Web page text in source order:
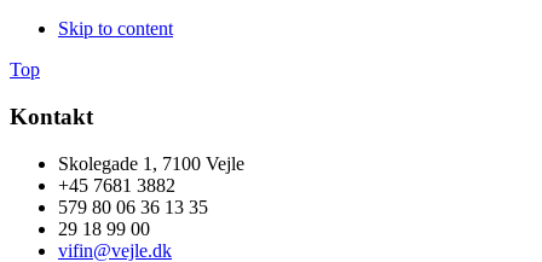
Skip to content
Top
Kontakt
Skolegade 1, 7100 Vejle
+45 7681 3882
579 80 06 36 13 35
29 18 99 00
vifin@vejle.dk